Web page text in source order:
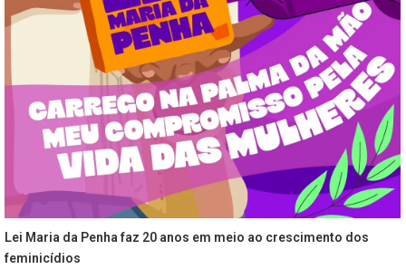
Lei Maria da Penha faz 20 anos em meio ao crescimento dos
feminicídios